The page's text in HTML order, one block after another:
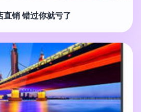
直销 错过你就亏了